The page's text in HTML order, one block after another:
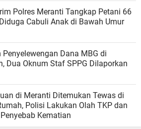
Polres Meranti Tangkap Petani 66
Cabuli Anak di Bawah Umur
Penyelewengan Dana MBG di
Dua Oknum Staf SPPG Dilaporkan
di Meranti Ditemukan Tewas di
Polisi Lakukan Olah TKP dan
Kematian